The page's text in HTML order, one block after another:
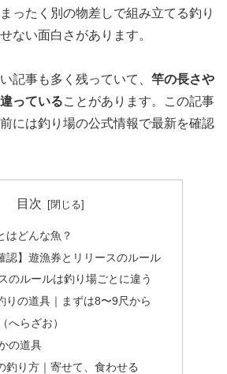
ったく別の物差しで組み立てる釣り
ない面白さがあります。
記事も多く残っていて、 竿の長さや
っていることがあります。この記事
には釣り場の公式情報で最新を確認
目次
はどんな魚？
認】遊漁券とリリースのルール
のルールは釣り場ごとに違う
りの道具｜まずは8〜9尺から
へらざお）
の道具
釣り方｜寄せて、食わせる